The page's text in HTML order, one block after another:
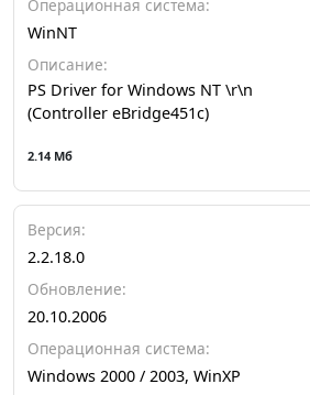
Операционная система:
WinNT
Описание:
PS Driver for Windows NT \r\n
(Controller eBridge451c)
2.14 Мб
Версия:
2.2.18.0
Обновление:
20.10.2006
Операционная система:
Windows 2000 / 2003, WinXP